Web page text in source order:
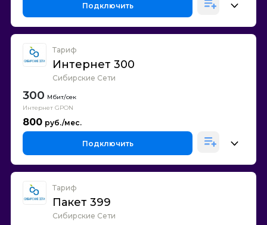
Подключить
Тариф
Интернет 300
Сибирские Сети
300
Интернет GPON
800
Подключить
Тариф
Пакет 399
Сибирские Сети